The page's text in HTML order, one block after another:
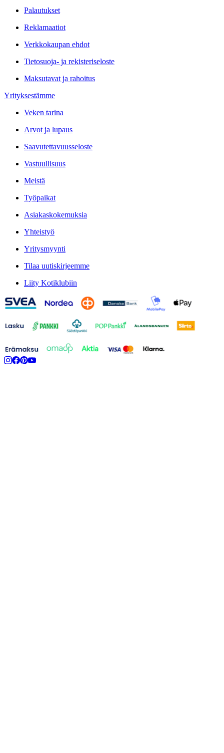
Palautukset
Reklamaatiot
Verkkokaupan ehdot
Tietosuoja- ja rekisteriseloste
Maksutavat ja rahoitus
Yrityksestämme
Veken tarina
Arvot ja lupaus
Saavutettavuusseloste
Vastuullisuus
Meistä
Työpaikat
Asiakaskokemuksia
Yhteistyö
Yritysmyynti
Tilaa uutiskirjeemme
Liity Kotiklubiin